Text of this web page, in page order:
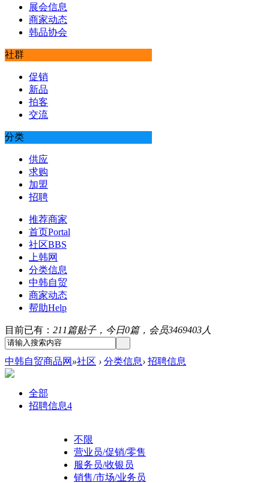
展会信息
商家动态
韩品协会
社群
促销
新品
拍客
交流
分类
供应
求购
加盟
招聘
推荐商家
首页Portal
社区BBS
上韩网
分类信息
中韩自贸
商家动态
帮助Help
目前已有： 211篇贴子，今日0篇，会员3469403人
中韩自贸商品网 »社区 › 分类信息› 招聘信息
全部
招聘信息4
不限
营业员/促销/零售
服务员/收银员
销售/市场/业务员